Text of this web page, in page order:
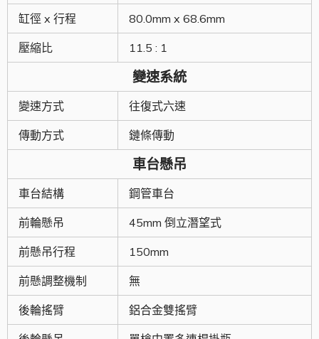
缸徑 x 行程 80.0mm x 68.6mm
壓縮比 11.5 : 1
變速系統
變速方式 往復式六速
傳動方式 鏈條傳動
車台懸吊
車台結構 鋼管車台
前輪懸吊 45mm 倒立潛望式
前懸吊行程 150mm
前懸調整機制 無
後輪搖臂 鋁合金雙搖臂